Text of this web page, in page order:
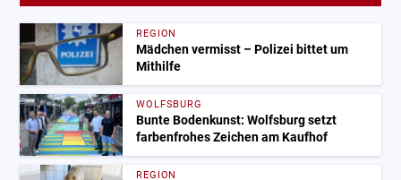
REGION
Mädchen vermisst – Polizei bittet um
Mithilfe
WOLFSBURG
Bunte Bodenkunst: Wolfsburg setzt
farbenfrohes Zeichen am Kaufhof
REGION